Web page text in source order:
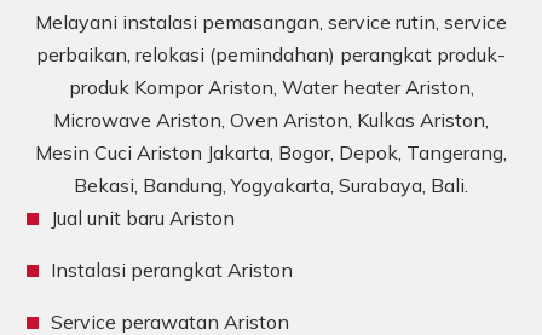
Melayani instalasi pemasangan, service rutin, service
perbaikan, relokasi (pemindahan) perangkat produk-
produk Kompor Ariston, Water heater Ariston,
Microwave Ariston, Oven Ariston, Kulkas Ariston,
Mesin Cuci Ariston Jakarta, Bogor, Depok, Tangerang,
Bekasi, Bandung, Yogyakarta, Surabaya, Bali.
Jual unit baru Ariston
Instalasi perangkat Ariston
Service perawatan Ariston